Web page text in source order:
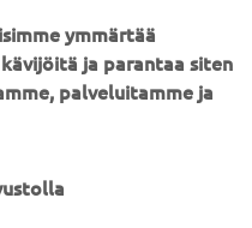
Racing Success by
Motor Co., Ltd.
kaupallisiin tarkoituksiin
ymmärtää
ja parantaa siten
palveluitamme ja